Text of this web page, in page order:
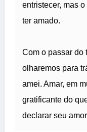
entristecer, mas
ter amado.
Com o passar do
olharemos para
amei. Amar, em
gratificante do
declarar seu